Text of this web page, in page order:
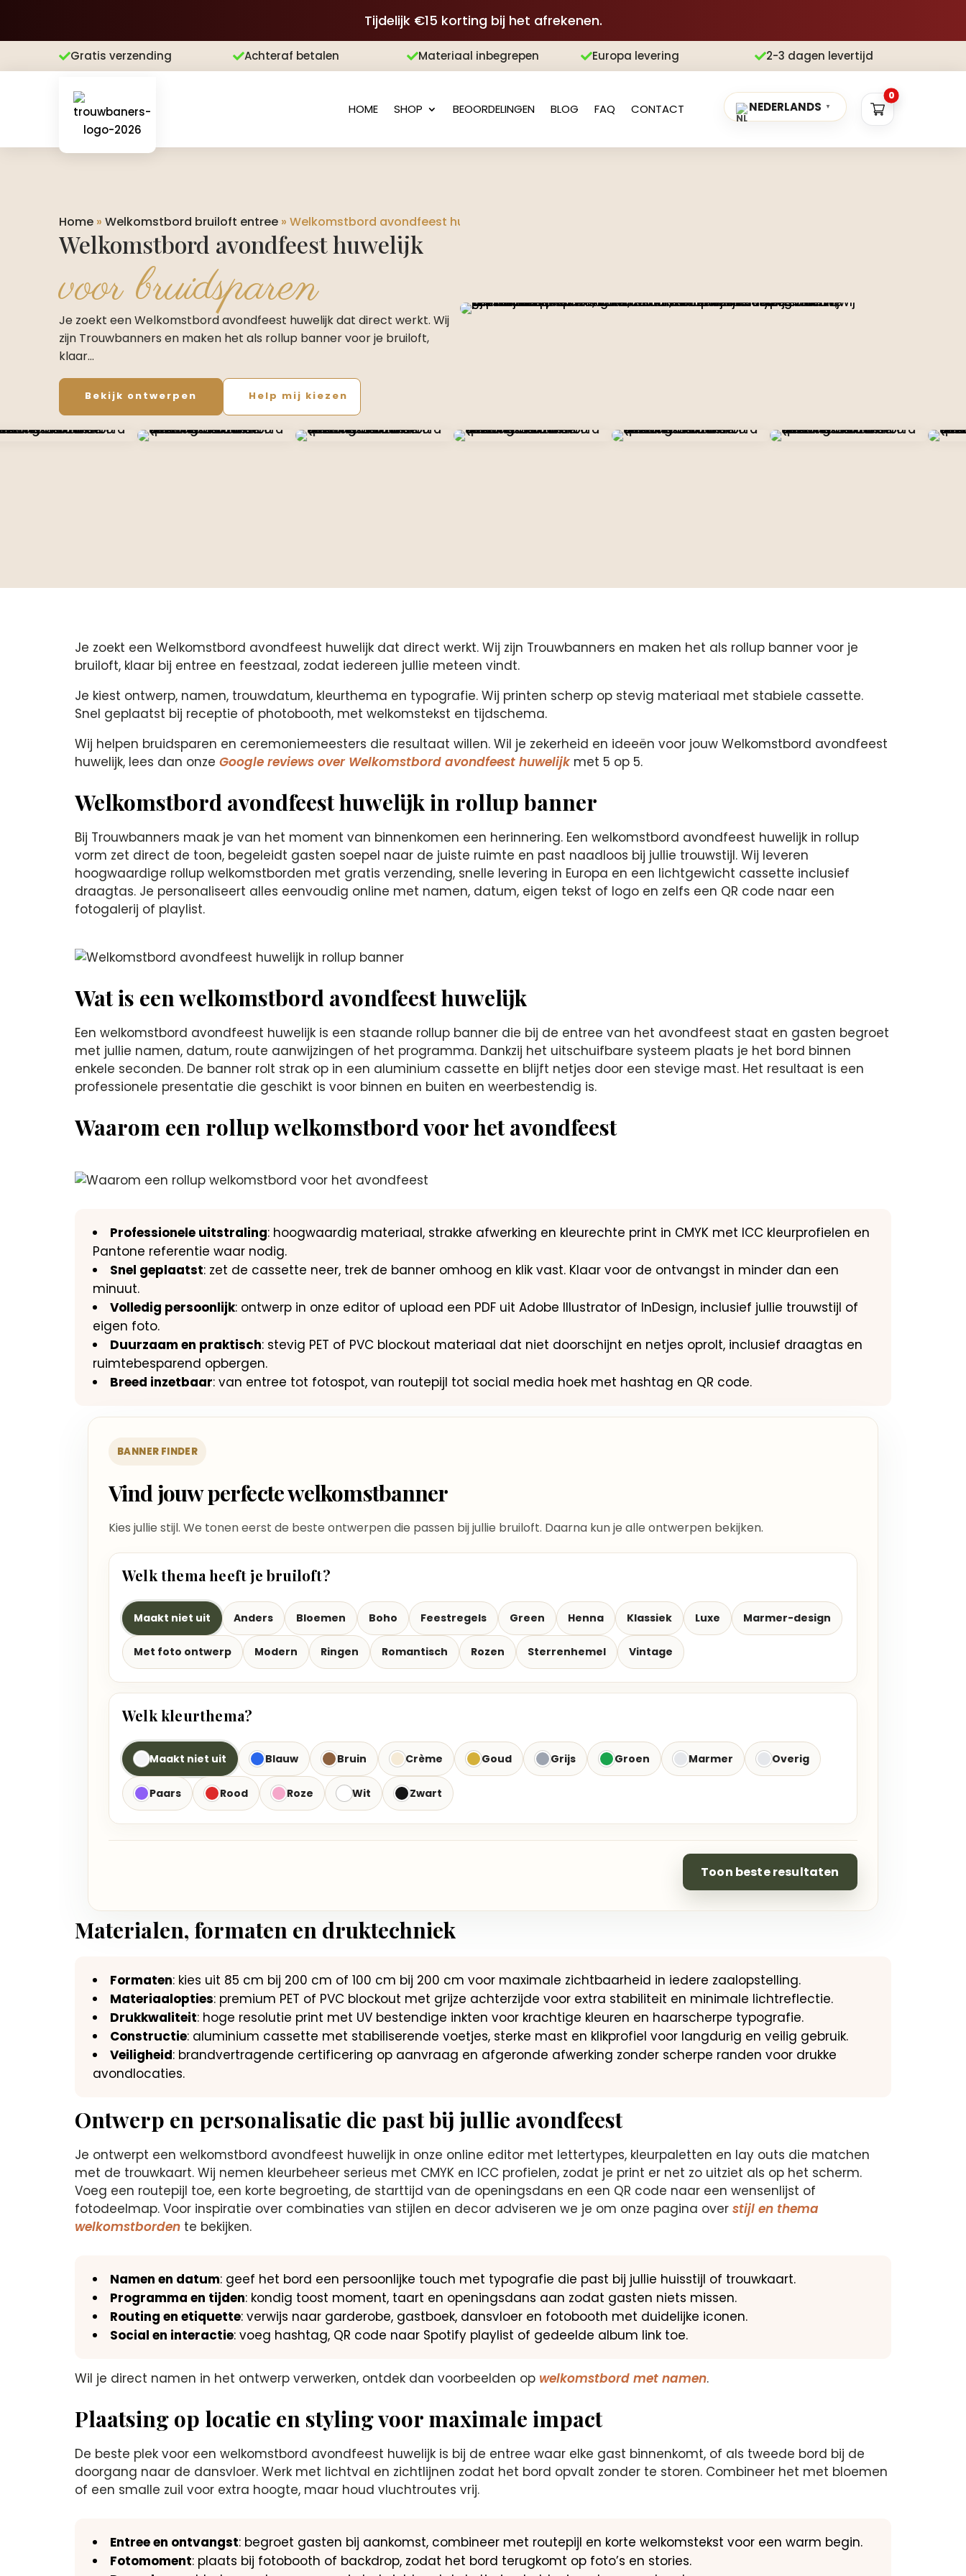
Tijdelijk €15 korting bij het afrekenen.
Gratis verzending Achteraf betalen Materiaal inbegrepen Europa levering 2-3 dagen levertijd
HOME SHOP BEOORDELINGEN BLOG FAQ CONTACT NEDERLANDS ▼
0
Home » Welkomstbord bruiloft entree » Welkomstbord avondfeest huwelijk
Welkomstbord avondfeest huwelijk
voor bruidsparen
Je zoekt een Welkomstbord avondfeest huwelijk dat direct werkt. Wij
zijn Trouwbanners en maken het als rollup banner voor je bruiloft,
klaar…
Bekijk ontwerpen Help mij kiezen
Je zoekt een Welkomstbord avondfeest huwelijk dat direct werkt. Wij zijn Trouwbanners en maken het als rollup banner voor je
bruiloft, klaar bij entree en feestzaal, zodat iedereen jullie meteen vindt.
Je kiest ontwerp, namen, trouwdatum, kleurthema en typografie. Wij printen scherp op stevig materiaal met stabiele cassette.
Snel geplaatst bij receptie of photobooth, met welkomstekst en tijdschema.
Wij helpen bruidsparen en ceremoniemeesters die resultaat willen. Wil je zekerheid en ideeën voor jouw Welkomstbord avondfeest
huwelijk, lees dan onze Google reviews over Welkomstbord avondfeest huwelijkmet 5 op 5.
Welkomstbord avondfeest huwelijk in rollup banner
Bij Trouwbanners maak je van het moment van binnenkomen een herinnering. Een welkomstbord avondfeest huwelijk in rollup
vorm zet direct de toon, begeleidt gasten soepel naar de juiste ruimte en past naadloos bij jullie trouwstijl. Wij leveren
hoogwaardige rollup welkomstborden met gratis verzending, snelle levering in Europa en een lichtgewicht cassette inclusief
draagtas. Je personaliseert alles eenvoudig online met namen, datum, eigen tekst of logo en zelfs een QR code naar een
fotogalerij of playlist.
Wat is een welkomstbord avondfeest huwelijk
Een welkomstbord avondfeest huwelijk is een staande rollup banner die bij de entree van het avondfeest staat en gasten begroet
met jullie namen, datum, route aanwijzingen of het programma. Dankzij het uitschuifbare systeem plaats je het bord binnen
enkele seconden. De banner rolt strak op in een aluminium cassette en blijft netjes door een stevige mast. Het resultaat is een
professionele presentatie die geschikt is voor binnen en buiten en weerbestendig is.
Waarom een rollup welkomstbord voor het avondfeest
Professionele uitstraling: hoogwaardig materiaal, strakke afwerking en kleurechte print in CMYK met ICC kleurprofielen en
Pantone referentie waar nodig.
Snel geplaatst: zet de cassette neer, trek de banner omhoog en klik vast. Klaar voor de ontvangst in minder dan een
minuut.
Volledig persoonlijk: ontwerp in onze editor of upload een PDF uit Adobe Illustrator of InDesign, inclusief jullie trouwstijl of
eigen foto.
Duurzaam en praktisch: stevig PET of PVC blockout materiaal dat niet doorschijnt en netjes oprolt, inclusief draagtas en
ruimtebesparend opbergen.
Breed inzetbaar: van entree tot fotospot, van routepijl tot social media hoek met hashtag en QR code.
BANNER FINDER
Vind jouw perfecte welkomstbanner
Kies jullie stijl. We tonen eerst de beste ontwerpen die passen bij jullie bruiloft. Daarna kun je alle ontwerpen bekijken.
Welk thema heeft je bruiloft?
Maakt niet uit Anders Bloemen Boho Feestregels Green Henna Klassiek Luxe Marmer-design
Met foto ontwerp Modern Ringen Romantisch Rozen Sterrenhemel Vintage
Welk kleurthema?
Maakt niet uit Blauw Bruin Crème Goud Grijs Groen Marmer Overig
Paars Rood Roze Wit Zwart
Toon beste resultaten
Materialen, formaten en druktechniek
Formaten: kies uit 85 cm bij 200 cm of 100 cm bij 200 cm voor maximale zichtbaarheid in iedere zaalopstelling.
Materiaalopties: premium PET of PVC blockout met grijze achterzijde voor extra stabiliteit en minimale lichtreflectie.
Drukkwaliteit: hoge resolutie print met UV bestendige inkten voor krachtige kleuren en haarscherpe typografie.
Constructie: aluminium cassette met stabiliserende voetjes, sterke mast en klikprofiel voor langdurig en veilig gebruik.
Veiligheid: brandvertragende certificering op aanvraag en afgeronde afwerking zonder scherpe randen voor drukke
avondlocaties.
Ontwerp en personalisatie die past bij jullie avondfeest
Je ontwerpt een welkomstbord avondfeest huwelijk in onze online editor met lettertypes, kleurpaletten en lay outs die matchen
met de trouwkaart. Wij nemen kleurbeheer serieus met CMYK en ICC profielen, zodat je print er net zo uitziet als op het scherm.
Voeg een routepijl toe, een korte begroeting, de starttijd van de openingsdans en een QR code naar een wensenlijst of
fotodeelmap. Voor inspiratie over combinaties van stijlen en decor adviseren we je om onze pagina over stijl en thema
welkomstborden te bekijken.
Namen en datum: geef het bord een persoonlijke touch met typografie die past bij jullie huisstijl of trouwkaart.
Programma en tijden: kondig toost moment, taart en openingsdans aan zodat gasten niets missen.
Routing en etiquette: verwijs naar garderobe, gastboek, dansvloer en fotobooth met duidelijke iconen.
Social en interactie: voeg hashtag, QR code naar Spotify playlist of gedeelde album link toe.
Wil je direct namen in het ontwerp verwerken, ontdek dan voorbeelden op welkomstbord met namen.
Plaatsing op locatie en styling voor maximale impact
De beste plek voor een welkomstbord avondfeest huwelijk is bij de entree waar elke gast binnenkomt, of als tweede bord bij de
doorgang naar de dansvloer. Werk met lichtval en zichtlijnen zodat het bord opvalt zonder te storen. Combineer het met bloemen
of een smalle zuil voor extra hoogte, maar houd vluchtroutes vrij.
Entree en ontvangst: begroet gasten bij aankomst, combineer met routepijl en korte welkomstekst voor een warm begin.
Fotomoment: plaats bij fotobooth of backdrop, zodat het bord terugkomt op foto’s en stories.